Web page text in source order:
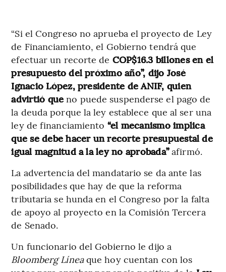
“Si el Congreso no aprueba el proyecto de Ley
de Financiamiento, el Gobierno tendrá que
efectuar un recorte de COP$16.3 billones en el
presupuesto del próximo año”, dijo José
Ignacio López, presidente de ANIF, quien
advirtió que no puede suspenderse el pago de
la deuda porque la ley establece que al ser una
ley de financiamiento “el mecanismo implica
que se debe hacer un recorte presupuestal de
igual magnitud a la ley no aprobada”afirmó.
La advertencia del mandatario se da ante las
posibilidades que hay de que la reforma
tributaria se hunda en el Congreso por la falta
de apoyo al proyecto en la Comisión Tercera
de Senado.
Un funcionario del Gobierno le dijo a
Bloomberg Líneaque hoy cuentan con los